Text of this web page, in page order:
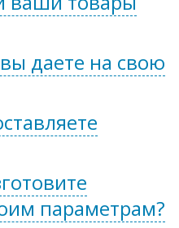
даете на свою
параметрам?